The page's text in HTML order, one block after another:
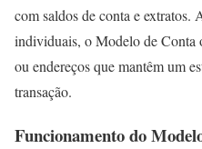
com saldos de conta e extratos.
individuais, o Modelo de Conta
ou endereços que mantêm um
transação.
Funcionamento do